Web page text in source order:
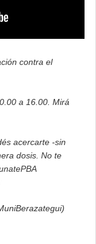
contra el
a 16.00. Mirá
acercarte -sin
dosis. No te